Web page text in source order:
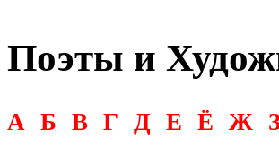
Поэты и
А Б В Г Д Е Ё Ж